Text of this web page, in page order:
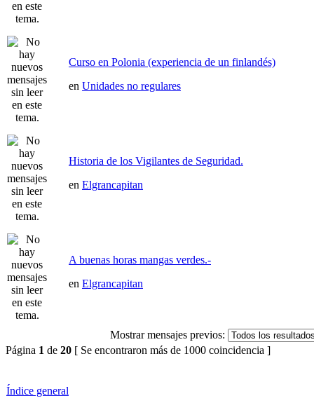
Curso en Polonia (experiencia de un finlandés)
en Unidades no regulares
Historia de los Vigilantes de Seguridad.
en Elgrancapitan
A buenas horas mangas verdes.-
en Elgrancapitan
Mostrar mensajes previos:
Página 1 de 20 [ Se encontraron más de 1000 coincidencia ]
Índice general